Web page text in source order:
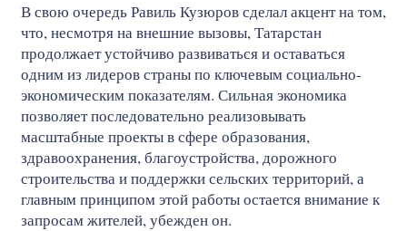
В свою очередь Равиль Кузюров сделал акцент на том,
что, несмотря на внешние вызовы, Татарстан
продолжает устойчиво развиваться и оставаться
одним из лидеров страны по ключевым социально-
экономическим показателям. Сильная экономика
позволяет последовательно реализовывать
масштабные проекты в сфере образования,
здравоохранения, благоустройства, дорожного
строительства и поддержки сельских территорий, а
главным принципом этой работы остается внимание к
запросам жителей, убежден он.